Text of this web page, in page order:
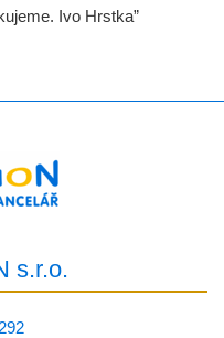
Ivo Hrstka”
s.r.o.